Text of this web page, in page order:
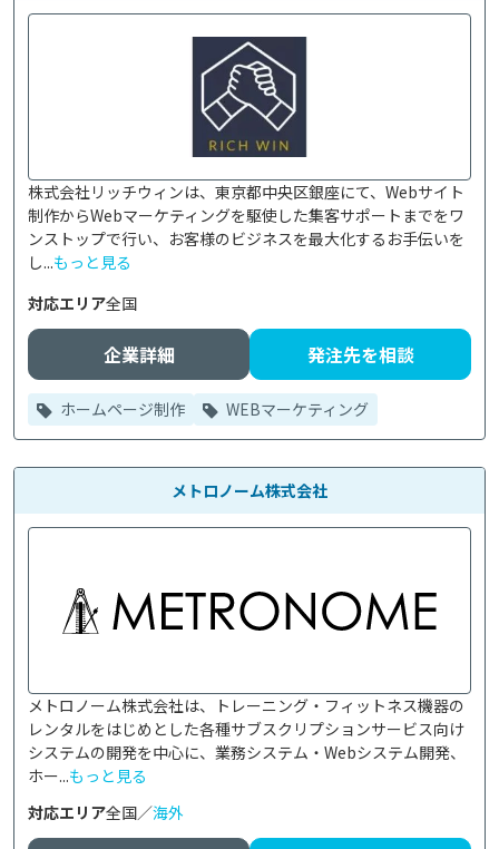
株式会社リッチウィンは、東京都中央区銀座にて、Webサイト
制作からWebマーケティングを駆使した集客サポートまでをワ
ンストップで行い、お客様のビジネスを最大化するお手伝いを
し...もっと見る
対応エリア全国
企業詳細 発注先を相談
ホームページ制作 WEBマーケティング
メトロノーム株式会社
メトロノーム株式会社は、トレーニング・フィットネス機器の
レンタルをはじめとした各種サブスクリプションサービス向け
システムの開発を中心に、業務システム・Webシステム開発、
ホー...もっと見る
対応エリア全国／海外